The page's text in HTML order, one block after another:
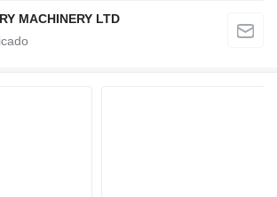
MACHINERY LTD